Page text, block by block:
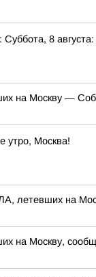
8
на Москву —
утро, Москва!
летевших на
на Москву,